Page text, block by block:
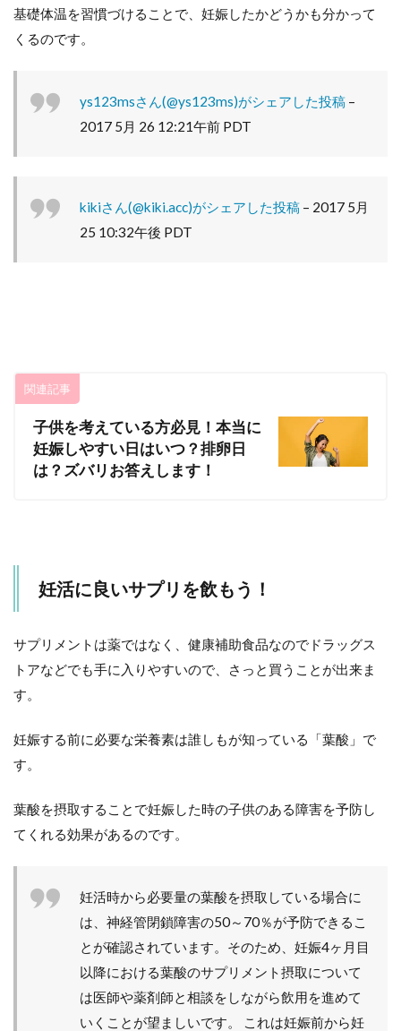
基礎体温を習慣づけることで、妊娠したかどうかも分かって
くるのです。
ys123msさん(@ys123ms)がシェアした投稿 –
2017 5月 26 12:21午前 PDT
kikiさん(@kiki.acc)がシェアした投稿 – 2017 5月
25 10:32午後 PDT
関連記事
子供を考えている方必見！本当に
妊娠しやすい日はいつ？排卵日
は？ズバリお答えします！
妊活に良いサプリを飲もう！
サプリメントは薬ではなく、健康補助食品なのでドラッグス
トアなどでも手に入りやすいので、さっと買うことが出来ま
す。
妊娠する前に必要な栄養素は誰しもが知っている「葉酸」で
す。
葉酸を摂取することで妊娠した時の子供のある障害を予防し
てくれる効果があるのです。
妊活時から必要量の葉酸を摂取している場合に
は、神経管閉鎖障害の50～70％が予防できるこ
とが確認されています。そのため、妊娠4ヶ月目
以降における葉酸のサプリメント摂取について
は医師や薬剤師と相談をしながら飲用を進めて
いくことが望ましいです。 これは妊娠前から妊